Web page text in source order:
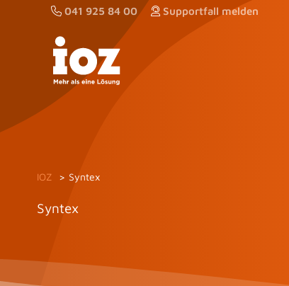
041 925 84 00 Supportfall melden
IOZ Syntex
Syntex